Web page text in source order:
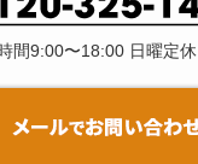
間9:00〜18:00 日曜定休